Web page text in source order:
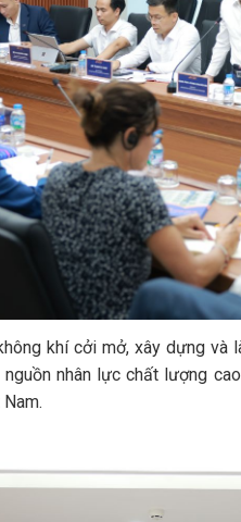
khí cởi mở, xây dựng
nhân lực chất lượng